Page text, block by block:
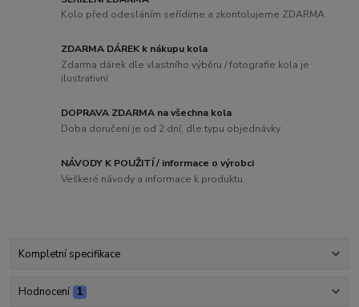
Kolo před odesláním seřídíme a zkontolujeme ZDARMA
ZDARMA DÁREK k nákupu kola
Zdarma dárek dle vlastního výběru / fotografie kola je
ilustrativní
DOPRAVA ZDARMA na všechna kola
Doba doručení je od 2 dní, dle typu objednávky
NÁVODY K POUŽITÍ / informace o výrobci
Veškeré návody a informace k produktu.
Kompletní specifikace
Hodnocení 1